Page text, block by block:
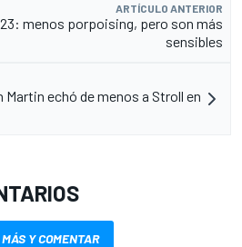
ARTÍCULO ANTERIOR
menos porpoising, pero son más
sensibles
echó de menos a Stroll en
MÁS Y COMENTAR